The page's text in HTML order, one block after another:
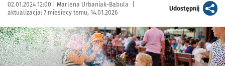
Data publikacji:
02.01.2024 12:00 | Autor:
Marlena Urbaniak-Babula
aktualizacja: 7 miesiecy temu, 14.01.2026
Udostępnijartykuł
Kliknij, aby powiększyć